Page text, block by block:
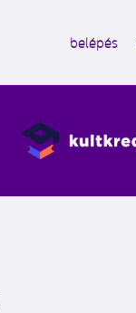
belépés